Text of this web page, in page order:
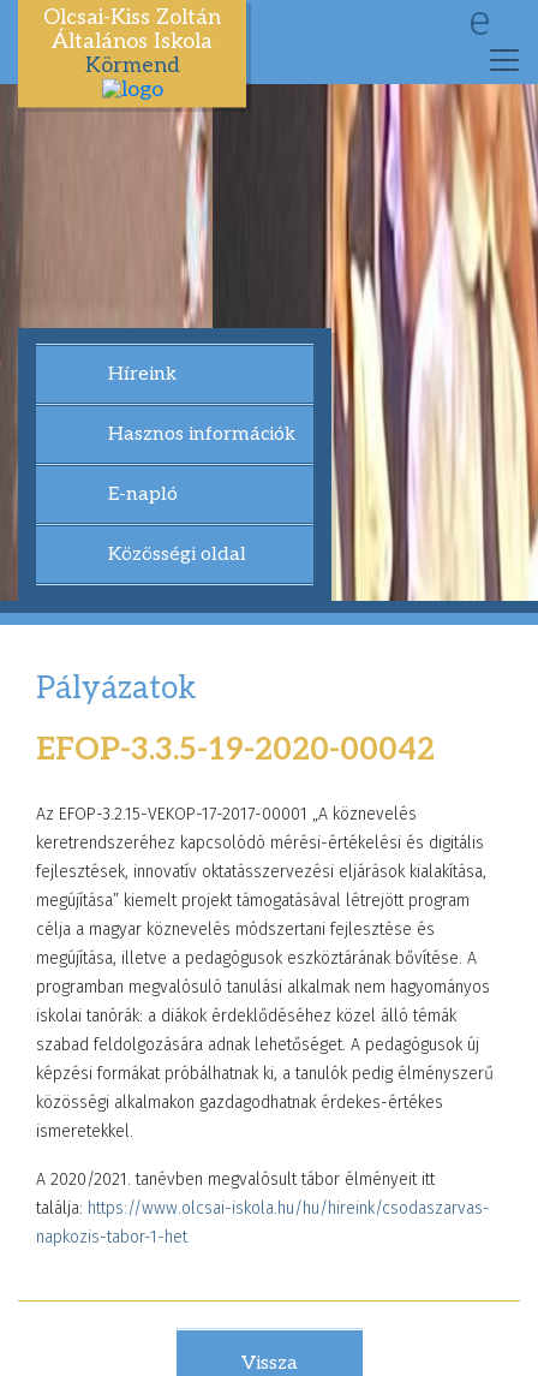
Olcsai-Kiss Zoltán
Általános Iskola
Körmend
e
Híreink
Hasznos információk
E-napló
Közösségi oldal
Pályázatok
EFOP-3.3.5-19-2020-00042
Az EFOP-3.2.15-VEKOP-17-2017-00001 „A köznevelés
keretrendszeréhez kapcsolódó mérési-értékelési és digitális
fejlesztések, innovatív oktatásszervezési eljárások kialakítása,
megújítása” kiemelt projekt támogatásával létrejött program
célja a magyar köznevelés módszertani fejlesztése és
megújítása, illetve a pedagógusok eszköztárának bővítése. A
programban megvalósuló tanulási alkalmak nem hagyományos
iskolai tanórák: a diákok érdeklődéséhez közel álló témák
szabad feldolgozására adnak lehetőséget. A pedagógusok új
képzési formákat próbálhatnak ki, a tanulók pedig élményszerű
közösségi alkalmakon gazdagodhatnak érdekes-értékes
ismeretekkel.
A 2020/2021. tanévben megvalósult tábor élményeit itt
találja: https://www.olcsai-iskola.hu/hu/hireink/csodaszarvas-
napkozis-tabor-1-het
Vissza